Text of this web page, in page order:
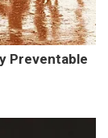
Preventable